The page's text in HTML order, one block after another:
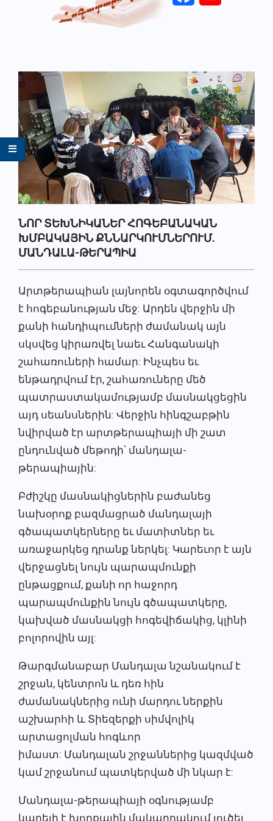
Navigation
ՆՈՐ ՏԵԽՆԻԿԱՆԵՐ ՀՈԳԵԲԱՆԱԿԱՆ
ԽՄԲԱԿԱՅԻՆ ՔՆՆԱՐԿՈՒՄՆԵՐՈՒՄ.
ՄԱՆԴԱԼԱ-ԹԵՐԱՊԻԱ
Արտթերապիան լայնորեն օգտագործվում
է հոգեբանության մեջ: Արդեն վերջին մի
քանի հանդիպումների ժամանակ այն
սկսվեց կիրառվել նաեւ Հանգանակի
շահառուների համար: Ինչպես եւ
ենթադրվում էր, շահառուները մեծ
պատրաստակամությամբ մասնակցեցին
այդ սեանսներին: Վերջին հինգշաբթին
նվիրված էր արտթերապիայի մի շատ
ընդունված մեթոդի՝ մանդալա-
թերապիային:
Բժիշկը մասնակիցներին բաժանեց
նախօրոք բազմացրած մանդալայի
գծապատկերները եւ մատիտներ եւ
առաջարկեց դրանք ներկել: Կարեւոր է այն
վերջացնել նույն պարապմունքի
ընթացքում, քանի որ հաջորդ
պարապմունքին նույն գծապատկերը,
կախված մասնակցի հոգեվիճակից, կլինի
բոլորովին այլ:
Թարգմանաբար Մանդալա նշանակում է
շրջան, կենտրոն և դեռ հին
ժամանակներից ունի մարդու ներքին
աշխարհի և Տիեզերքի սիմվոլիկ
արտացոլման հոգևոր
իմաստ: Մանդալան շրջաններից կազմված
կամ շրջանում պատկերված մի նկար է:
Մանդալա-թերապիայի օգնությամբ
կարելի է խորքային մակարդակում լուծել